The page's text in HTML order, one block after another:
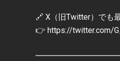
🔗 X（旧Twitter）でも
👉 https://twitter.com/